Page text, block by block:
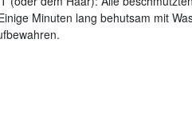
Minuten lang behutsam mit